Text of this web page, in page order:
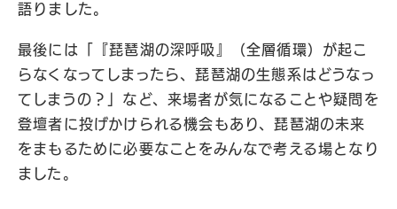
語りました。
最後には「『琵琶湖の深呼吸』（全層循環）が起こ
らなくなってしまったら、琵琶湖の生態系はどうなっ
てしまうの？」など、来場者が気になることや疑問を
登壇者に投げかけられる機会もあり、琵琶湖の未来
をまもるために必要なことをみんなで考える場となり
ました。